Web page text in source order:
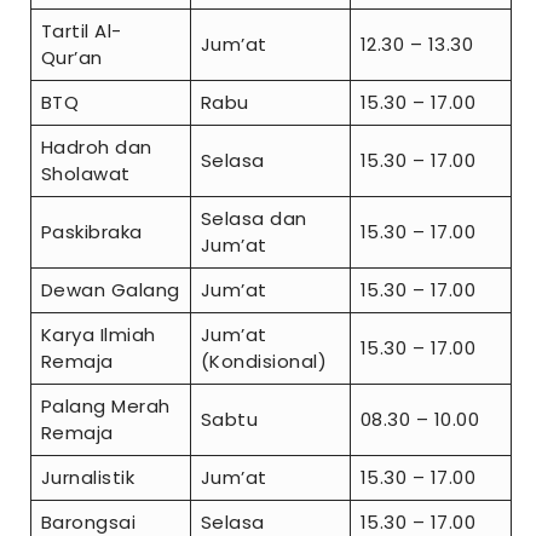
Tartil Al-
Qur’an
Jum’at 12.30 – 13.30
BTQ Rabu
15.30 – 17.00
Hadroh dan
Sholawat
Selasa 15.30 – 17.00
Paskibraka
Selasa dan
Jum’at
15.30 – 17.00
Dewan Galang Jum’at
15.30 – 17.00
Karya Ilmiah
Remaja
Jum’at
(Kondisional)
15.30 – 17.00
Palang Merah
Remaja
Sabtu 08.30 – 10.00
Jurnalistik Jum’at
15.30 – 17.00
Barongsai
Selasa
15.30 – 17.00